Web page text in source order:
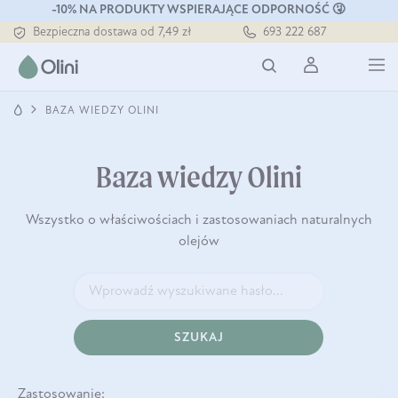
-10% NA PRODUKTY WSPIERAJĄCE ODPORNOŚĆ 🤧
Bezpieczna dostawa od 7,49 zł
Darmowa dostawa od 199 zł
693 222 687
BAZA WIEDZY OLINI
Baza wiedzy Olini
Wszystko o właściwościach i zastosowaniach naturalnych
olejów
SZUKAJ
Zastosowanie: